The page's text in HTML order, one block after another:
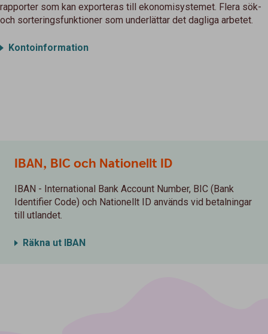
rapporter som kan exporteras till ekonomisystemet. Flera sök-
och sorteringsfunktioner som underlättar det dagliga arbetet.
Kontoinformation
IBAN, BIC och Nationellt ID
IBAN - International Bank Account Number, BIC (Bank
Identifier Code) och Nationellt ID används vid betalningar
till utlandet.
Räkna ut IBAN